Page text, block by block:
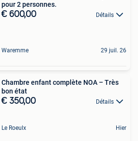
pour 2 personnes.
€ 600,00 Détails
Waremme 29 juil. 26
Chambre enfant complète NOA – Très
bon état
€ 350,00 Détails
Le Roeulx Hier